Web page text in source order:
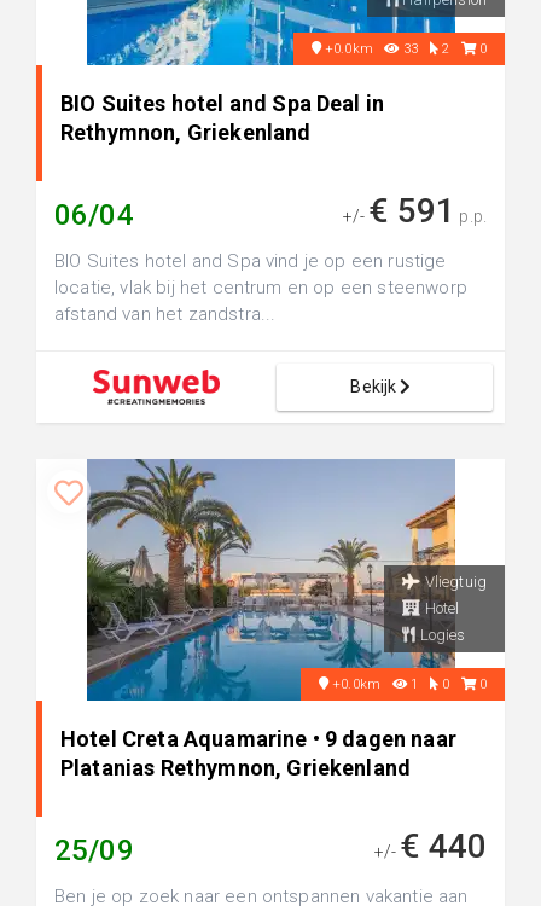
+0.0km 33 2 0
BIO Suites hotel and Spa Deal in
Rethymnon, Griekenland
06/04 +/- € 591 p.p.
BIO Suites hotel and Spa vind je op een rustige
locatie, vlak bij het centrum en op een steenworp
afstand van het zandstra...
Bekijk
Vliegtuig
Hotel
Logies
+0.0km 1 0 0
Hotel Creta Aquamarine • 9 dagen naar
Platanias Rethymnon, Griekenland
25/09 +/- € 440
Ben je op zoek naar een ontspannen vakantie aan